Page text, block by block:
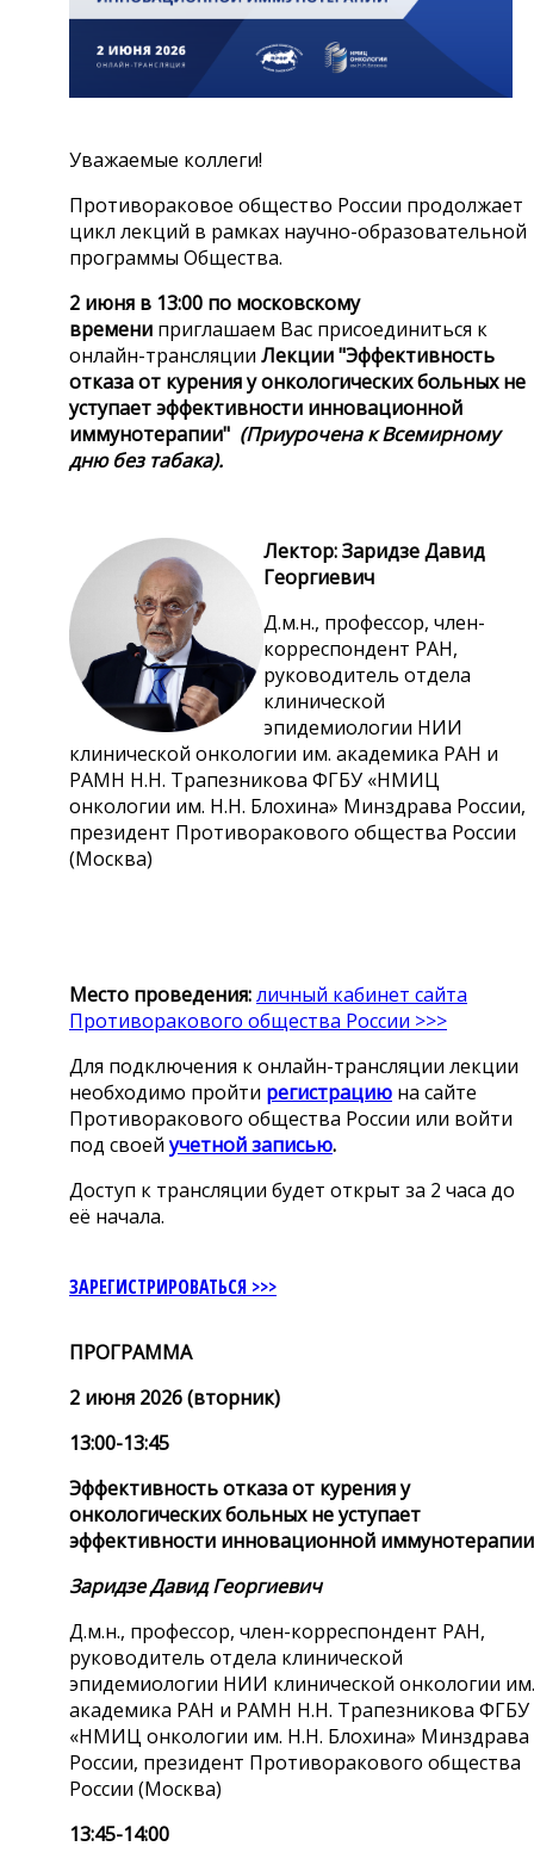
Уважаемые коллеги!
Противораковое общество России продолжает
цикл лекций в рамках научно-образовательной
программы Общества.
2 июня в 13:00 по московскому
времени приглашаем Вас присоединиться к
онлайн-трансляции Лекции"Эффективность
отказа от курения у онкологических больных не
уступает эффективности инновационной
иммунотерапии" (Приурочена к Всемирному
дню без табака).
Лектор: Заридзе Давид
Георгиевич
Д.м.н., профессор, член-
корреспондент РАН,
руководитель отдела
клинической
эпидемиологии НИИ
клинической онкологии им. академика РАН и
РАМН Н.Н. Трапезникова ФГБУ «НМИЦ
онкологии им. Н.Н. Блохина» Минздрава России,
президент Противоракового общества России
(Москва)
Место проведения:личный кабинет сайта
Противоракового общества России >>>
Для подключения к онлайн-трансляции лекции
необходимо пройти регистрацию на сайте
Противоракового общества России или войти
под своей учетной записью.
Доступ к трансляции будет открыт за 2 часа до
её начала.
ЗАРЕГИСТРИРОВАТЬСЯ >>>
ПРОГРАММА
2 июня 2026 (вторник)
13:00-13:45
Эффективность отказа от курения у
онкологических больных не уступает
эффективности инновационной иммунотерапии
Заридзе Давид Георгиевич
Д.м.н., профессор, член-корреспондент РАН,
руководитель отдела клинической
эпидемиологии НИИ клинической онкологии им.
академика РАН и РАМН Н.Н. Трапезникова ФГБУ
«НМИЦ онкологии им. Н.Н. Блохина» Минздрава
России, президент Противоракового общества
России (Москва)
13:45-14:00